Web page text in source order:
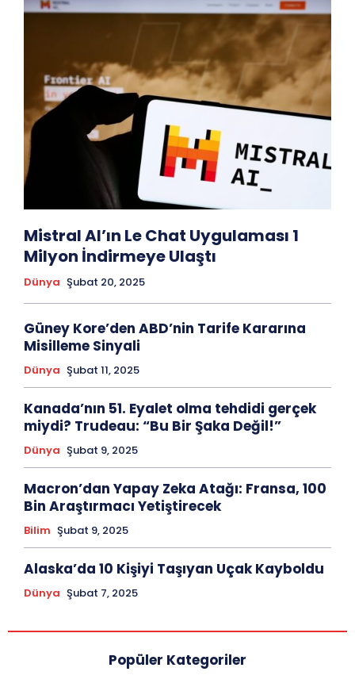
Mistral AI’ın Le Chat Uygulaması 1
Milyon İndirmeye Ulaştı
Dünya Şubat 20, 2025
Güney Kore’den ABD’nin Tarife Kararına
Misilleme Sinyali
Dünya Şubat 11, 2025
Kanada’nın 51. Eyalet olma tehdidi gerçek
miydi? Trudeau: “Bu Bir Şaka Değil!”
Dünya Şubat 9, 2025
Macron’dan Yapay Zeka Atağı: Fransa, 100
Bin Araştırmacı Yetiştirecek
Bilim Şubat 9, 2025
Alaska’da 10 Kişiyi Taşıyan Uçak Kayboldu
Dünya Şubat 7, 2025
Popüler Kategoriler